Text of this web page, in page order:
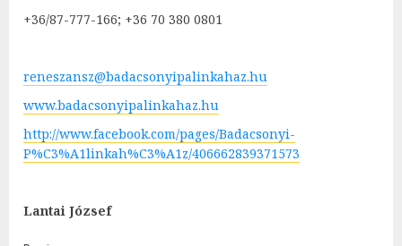
+36/87-777-166; +36 70 380 0801
reneszansz@badacsonyipalinkahaz.hu
www.badacsonyipalinkahaz.hu
http://www.facebook.com/pages/Badacsonyi-
P%C3%A1linkah%C3%A1z/406662839371573
Lantai József